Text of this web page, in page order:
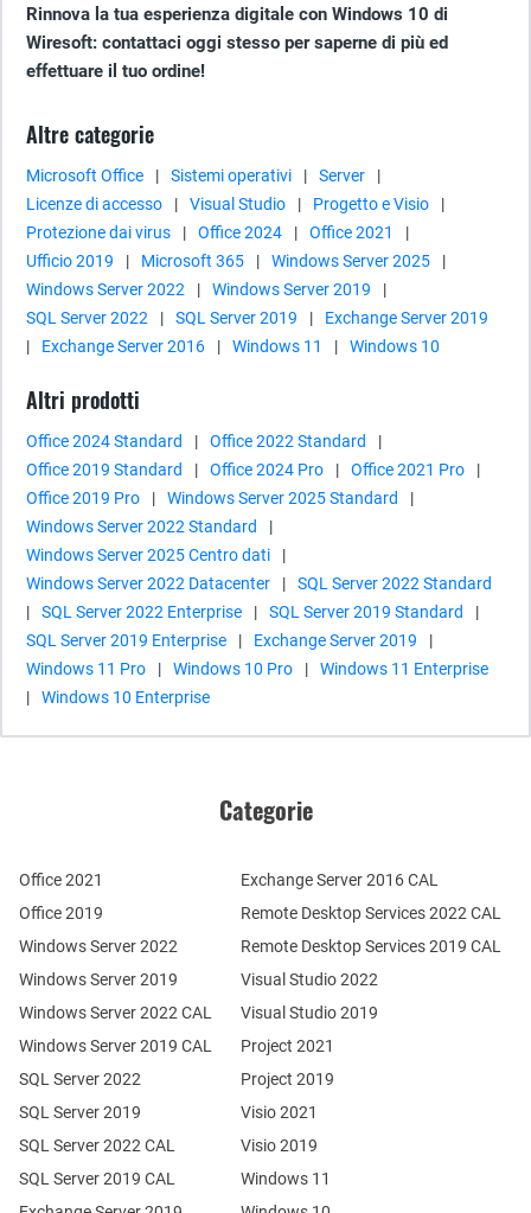
Rinnova la tua esperienza digitale con Windows 10 di
Wiresoft: contattaci oggi stesso per saperne di più ed
effettuare il tuo ordine!
Altre categorie
Microsoft Office | Sistemi operativi | Server
|
Licenze di accesso
| Visual Studio | Progetto e Visio
|
Protezione dai virus
| Office 2024 | Office 2021
|
Ufficio 2019
| Microsoft 365 | Windows Server 2025
|
Windows Server 2022
| Windows Server 2019
|
SQL Server 2022
| SQL Server 2019 |
Exchange Server 2019
|
Exchange Server 2016 | Windows 11 | Windows 10
Altri prodotti
Office 2024 Standard | Office 2022 Standard
|
Office 2019 Standard
| Office 2024 Pro | Office 2021 Pro
|
Office 2019 Pro
| Windows Server 2025 Standard
|
Windows Server 2022 Standard
|
Windows Server 2025 Centro dati
|
Windows Server 2022 Datacenter
|
SQL Server 2022 Standard
|
SQL Server 2022 Enterprise | SQL Server 2019 Standard
|
SQL Server 2019 Enterprise
| Exchange Server 2019
|
Windows 11 Pro
| Windows 10 Pro |
Windows 11 Enterprise
|
Windows 10 Enterprise
Categorie
Office 2021
Office 2019
Windows Server 2022
Windows Server 2019
SQL Server 2022
SQL Server 2019
Windows Server 2022 CAL
Windows Server 2019 CAL
SQL Server 2022 CAL
SQL Server 2019 CAL
Remote Desktop Services 2022 CAL
Remote Desktop Services 2019 CAL
Exchange Server 2016 CAL
Visual Studio 2022
Visual Studio 2019
Project 2021
Project 2019
Visio 2021
Visio 2019
Windows 11